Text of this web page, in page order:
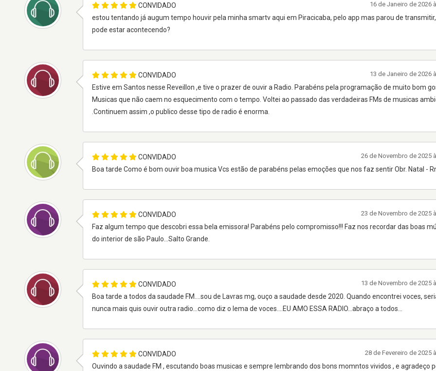
CONVIDADO
estou tentando já augum tempo houvir pela minha smartv aqui em Piracicaba, pelo app mas parou de
pode estar acontecendo?
16 de Janeiro de 2026
CONVIDADO
Estive em Santos nesse Reveillon ,e tive o prazer de ouvir a Radio. Parabéns pela programação de muito bom
Musicas que não caem no esquecimento com o tempo. Voltei ao passado das verdadeiras FMs de musicas
.Continuem assim ,o publico desse tipo de radio é enorma.
13 de Janeiro de 2026
CONVIDADO
Boa tarde Como é bom ouvir boa musica Vcs estão de parabéns pelas emoções que nos faz sentir Obr. Natal -
26 de Novembro de 2025
CONVIDADO
Faz algum tempo que descobri essa bela emissora! Parabéns pelo compromisso!!! Faz nos recordar das boas
do interior de são Paulo...Salto Grande.
23 de Novembro de 2025
CONVIDADO
Boa tarde a todos da saudade FM....sou de Lavras mg, ouço a saudade desde 2020. Quando encontrei voces,
nunca mais quis ouvir outra radio...como diz o lema de voces....EU AMO ESSA RADIO...abraço a todos...
13 de Novembro de 2025
CONVIDADO
Ouvindo a saudade FM , escutando boas musicas e sempre lembrando dos bons momntos vividos , e agradeço
28 de Fevereiro de 2025